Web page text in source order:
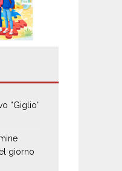
“Giglio“
giorno